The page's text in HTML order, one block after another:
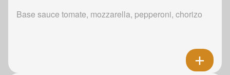
Base sauce tomate, mozzarella, pepperoni, chorizo